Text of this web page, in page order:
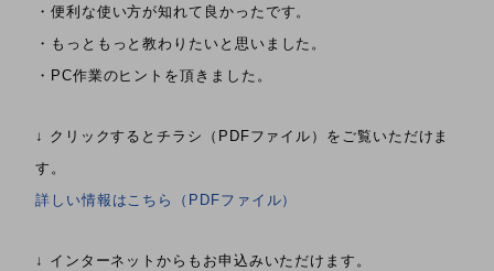
・便利な使い方が知れて良かったです。
・もっともっと教わりたいと思いました。
・PC作業のヒントを頂きました。
↓ クリックするとチラシ（PDFファイル）をご覧いただけま
す。
詳しい情報はこちら（PDFファイル）
↓ インターネットからもお申込みいただけます。